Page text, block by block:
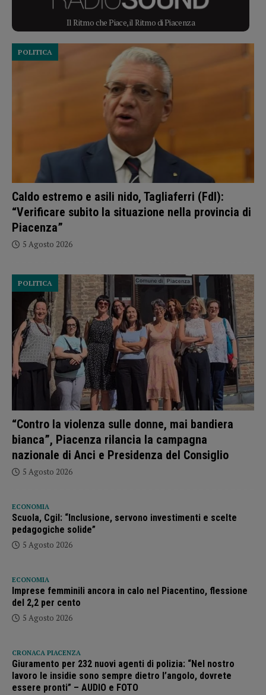
Il Ritmo che Piace, il Ritmo di Piacenza
Caldo estremo e asili nido, Tagliaferri (FdI):
“Verificare subito la situazione nella provincia di
Piacenza”
POLITICA
5 Agosto 2026
“Contro la violenza sulle donne, mai bandiera
bianca”, Piacenza rilancia la campagna
nazionale di Anci e Presidenza del Consiglio
POLITICA
5 Agosto 2026
ECONOMIA
Scuola, Cgil: “Inclusione, servono investimenti e scelte
pedagogiche solide”
5 Agosto 2026
ECONOMIA
Imprese femminili ancora in calo nel Piacentino, flessione
del 2,2 per cento
5 Agosto 2026
CRONACA PIACENZA
Giuramento per 232 nuovi agenti di polizia: “Nel nostro
lavoro le insidie sono sempre dietro l’angolo, dovrete
essere pronti” – AUDIO e FOTO